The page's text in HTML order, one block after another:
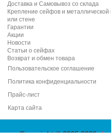
Доставка и Самовывоз со склада
Крепление сейфов и металлической
или стене
Гарантии
Акции
Новости
Статьи о сейфах
Возврат и обмен товара
Пользовательское соглашение
Политика конфиденциальности
Прайс-лист
Карта сайта
Copyright © 2005-2026